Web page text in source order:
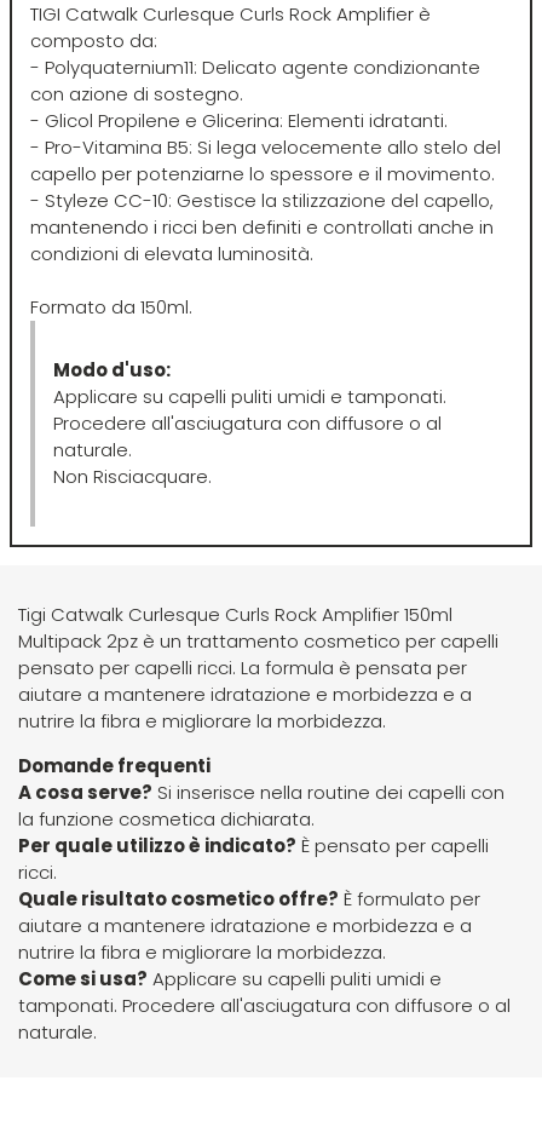
Scenic
SCHWARZKOPF
Selective
Sibel
Suavecito
Susan Darnell
Tahe
TANGLE TEEZER
Technique
Tecnofilati
Tek
Termix
Tigi
Toppik
Uppercut
vanta
TIGI Catwalk Curlesque Curls Rock Amplifier è
composto da:
- Polyquaternium11: Delicato agente condizionante
con azione di sostegno.
- Glicol Propilene e Glicerina: Elementi idratanti.
- Pro-Vitamina B5: Si lega velocemente allo stelo del
capello per potenziarne lo spessore e il movimento.
- Styleze CC-10: Gestisce la stilizzazione del capello,
mantenendo i ricci ben definiti e controllati anche in
condizioni di elevata luminosità.
Formato da 150ml.
Modo d'uso:
Applicare su capelli puliti umidi e tamponati.
Procedere all'asciugatura con diffusore o al
naturale.
Non Risciacquare.
Tigi Catwalk Curlesque Curls Rock Amplifier 150ml
Multipack 2pz è un trattamento cosmetico per capelli
pensato per capelli ricci. La formula è pensata per
aiutare a mantenere idratazione e morbidezza e a
nutrire la fibra e migliorare la morbidezza.
Domande frequenti
A cosa serve? Si inserisce nella routine dei capelli con
la funzione cosmetica dichiarata.
Per quale utilizzo è indicato? È pensato per capelli
ricci.
Quale risultato cosmetico offre? È formulato per
aiutare a mantenere idratazione e morbidezza e a
nutrire la fibra e migliorare la morbidezza.
Come si usa? Applicare su capelli puliti umidi e
tamponati. Procedere all'asciugatura con diffusore o al
naturale.